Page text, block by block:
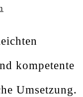
kompetente
Umsetzung.